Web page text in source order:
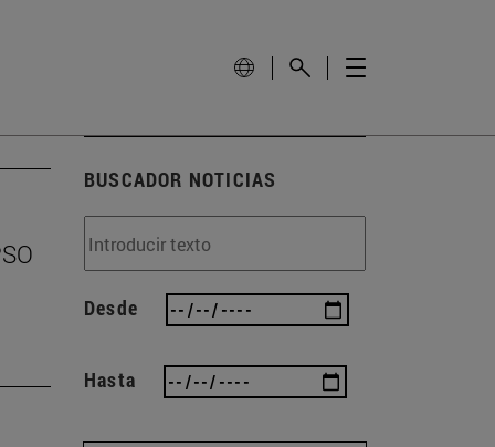
BUSCADOR NOTICIAS
Desde
Hasta